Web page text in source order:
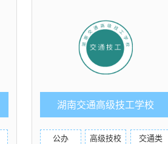
湖南交通高级技工学校
公办 高级技校 交通类